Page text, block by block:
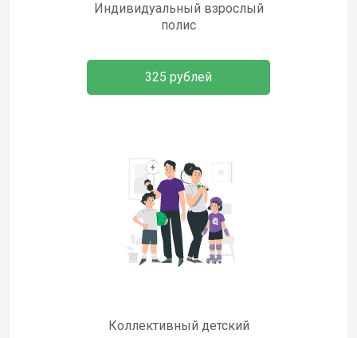
Индивидуальный взрослый
полис
325 рублей
Коллективный детский